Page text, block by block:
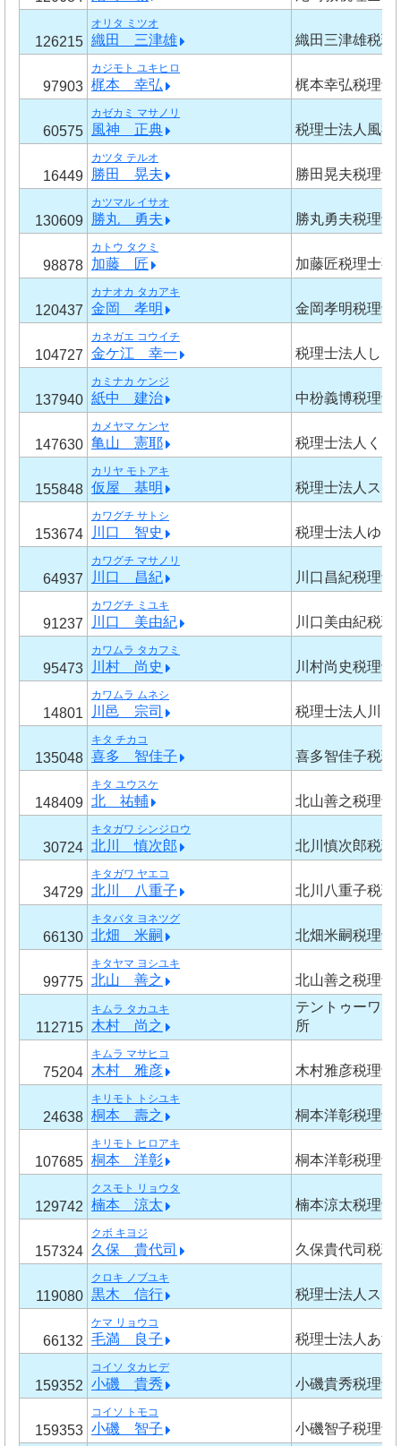
126215
オリタ ミツオ
織田 三津雄 織田三津雄税理
97903
カジモト ユキヒロ
梶本 幸弘 梶本幸弘税理士
60575
カゼカミ マサノリ
風神 正典 税理士法人風神
16449
カツタ テルオ
勝田 晃夫 勝田晃夫税理士
130609
カツマル イサオ
勝丸 勇夫 勝丸勇夫税理士
98878
カトウ タクミ
加藤 匠 加藤匠税理士事
120437
カナオカ タカアキ
金岡 孝明 金岡孝明税理士
104727
カネガエ コウイチ
金ケ江 幸一 税理士法人し
137940
カミナカ ケンジ
紙中 建治 中枌義博税理士
147630
カメヤマ ケンヤ
亀山 憲耶 税理士法人くら
155848
カリヤ モトアキ
仮屋 基明 税理士法人スリ
153674
カワグチ サトシ
川口 智史 税理士法人ゆ
64937
カワグチ マサノリ
川口 昌紀 川口昌紀税理士
91237
カワグチ ミユキ
川口 美由紀 川口美由紀税理
95473
カワムラ タカフミ
川村 尚史 川村尚史税理士
14801
カワムラ ムネシ
川邑 宗司 税理士法人川邑
135048
キタ チカコ
喜多 智佳子 喜多智佳子税理
148409
キタ ユウスケ
北 祐輔 北山善之税理士
30724
キタガワ シンジロウ
北川 慎次郎 北川慎次郎税理
34729
キタガワ ヤエコ
北川 八重子 北川八重子税理
66130
キタバタ ヨネツグ
北畑 米嗣 北畑米嗣税理士
99775
キタヤマ ヨシユキ
北山 善之 北山善之税理士
112715
キムラ タカユキ
木村 尚之
テントゥーワ
所
75204
キムラ マサヒコ
木村 雅彦 木村雅彦税理士
24638
キリモト トシユキ
桐本 壽之 桐本洋彰税理士
107685
キリモト ヒロアキ
桐本 洋彰 桐本洋彰税理士
129742
クスモト リョウタ
楠本 涼太 楠本涼太税理士
157324
クボ キヨジ
久保 貴代司 久保貴代司税理
119080
クロキ ノブユキ
黒木 信行 税理士法人スリ
66132
ケマ リョウコ
毛満 良子 税理士法人あす
159352
コイソ タカヒデ
小磯 貴秀 小磯貴秀税理士
159353
コイソ トモコ
小磯 智子 小磯智子税理士